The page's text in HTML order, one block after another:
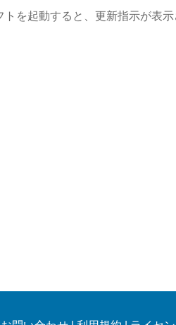
を起動すると、更新指示が表